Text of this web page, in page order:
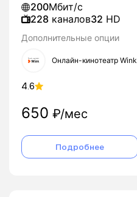
200Мбит/с
228 каналов32 HD
Дополнительные опции
Онлайн-кинотеатр Wink
4.6
650 ₽/мес
Подробнее